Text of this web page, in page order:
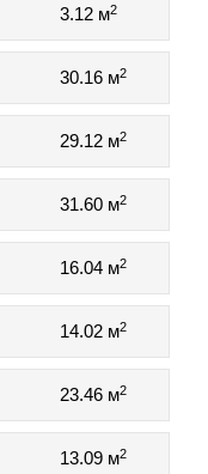
3.12 м2
30.16 м2
29.12 м2
31.60 м2
16.04 м2
14.02 м2
23.46 м2
13.09 м2